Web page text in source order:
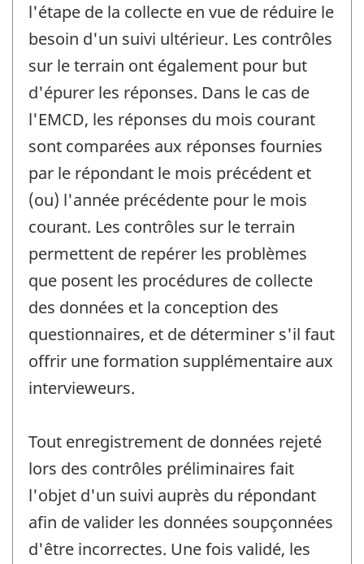
l'étape de la collecte en vue de réduire le
besoin d'un suivi ultérieur. Les contrôles
sur le terrain ont également pour but
d'épurer les réponses. Dans le cas de
l'EMCD, les réponses du mois courant
sont comparées aux réponses fournies
par le répondant le mois précédent et
(ou) l'année précédente pour le mois
courant. Les contrôles sur le terrain
permettent de repérer les problèmes
que posent les procédures de collecte
des données et la conception des
questionnaires, et de déterminer s'il faut
offrir une formation supplémentaire aux
intervieweurs.
Tout enregistrement de données rejeté
lors des contrôles préliminaires fait
l'objet d'un suivi auprès du répondant
afin de valider les données soupçonnées
d'être incorrectes. Une fois validé, les